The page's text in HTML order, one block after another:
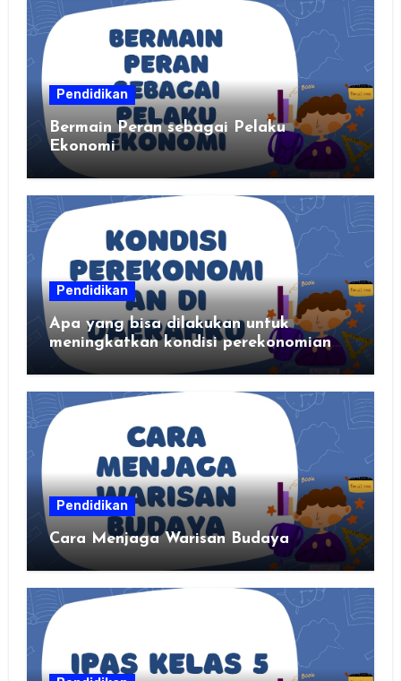
Pendidikan
Bermain Peran sebagai Pelaku
Ekonomi
Pendidikan
Apa yang bisa dilakukan untuk
meningkatkan kondisi perekonomian
daerahku?
Pendidikan
Cara Menjaga Warisan Budaya